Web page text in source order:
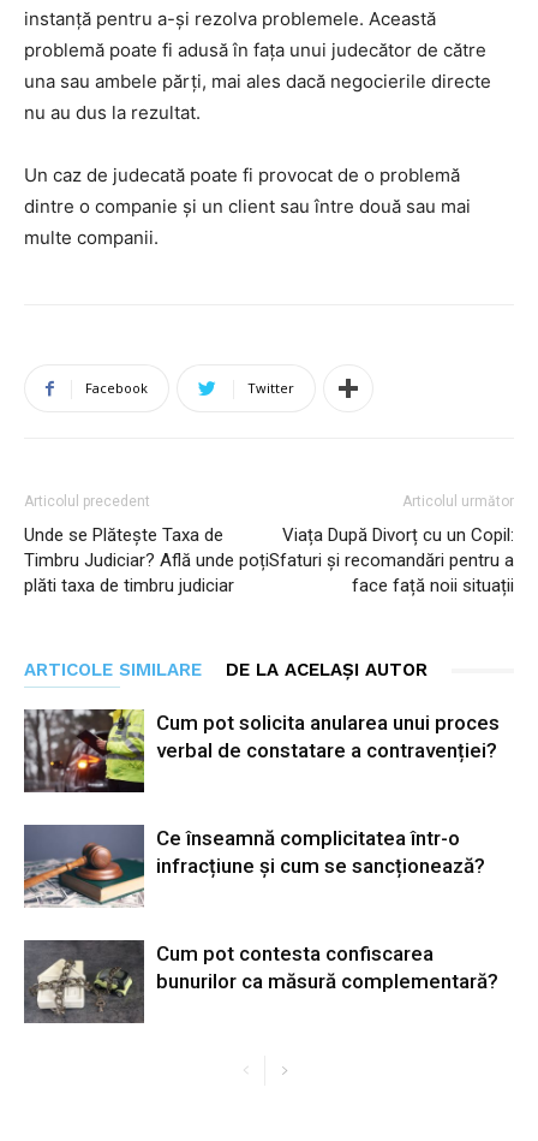
instanță pentru a-și rezolva problemele. Această
problemă poate fi adusă în fața unui judecător de către
una sau ambele părți, mai ales dacă negocierile directe
nu au dus la rezultat.
Un caz de judecată poate fi provocat de o problemă
dintre o companie și un client sau între două sau mai
multe companii.
Facebook Twitter
Articolul precedent
Unde se Plătește Taxa de
Timbru Judiciar? Află unde poți
plăti taxa de timbru judiciar
Articolul următor
Viața După Divorț cu un Copil:
Sfaturi și recomandări pentru a
face față noii situații
ARTICOLE SIMILARE DE LA ACELAȘI AUTOR
Cum pot solicita anularea unui proces
verbal de constatare a contravenției?
Ce înseamnă complicitatea într-o
infracțiune și cum se sancționează?
Cum pot contesta confiscarea
bunurilor ca măsură complementară?